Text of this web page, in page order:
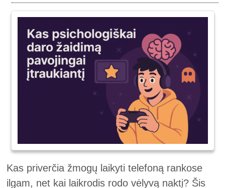
Kas priverčia žmogų laikyti telefoną rankose
ilgam, net kai laikrodis rodo vėlyvą naktį? Šis